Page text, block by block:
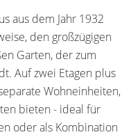
aus dem Jahr 1932
den großzügigen
Garten, der zum
Auf zwei Etagen plus
Wohneinheiten,
bieten - ideal für
oder als Kombination